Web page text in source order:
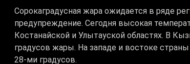
Сорокаградусная жара ожидается в ряде
предупреждение. Сегодня высокая
Костанайской и Улытауской областях. В
градусов жары. На западе и востоке
28-ми градусов.